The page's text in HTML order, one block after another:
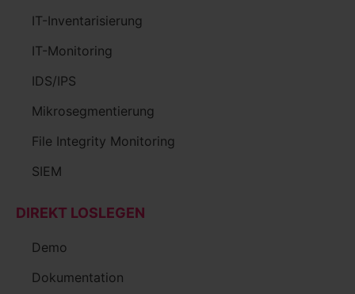
IT-Inventarisierung
IT-Monitoring
IDS/IPS
Mikrosegmentierung
File Integrity Monitoring
SIEM
DIREKT LOSLEGEN
Demo
Dokumentation